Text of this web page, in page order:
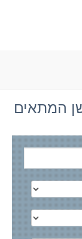
המתאים